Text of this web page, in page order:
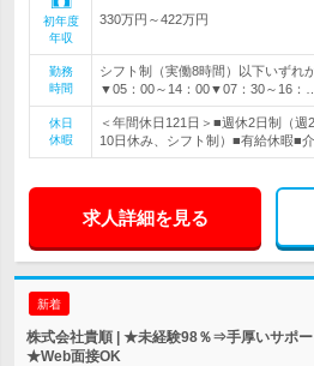
初年度
年収
330万円～422万円
勤務
時間
シフト制（実働8時間）以下いず
▼05：00～14：00▼07：30～16：…
休日
休暇
＜年間休日121日＞■週休2日制（週
10日休み、シフト制）■有給休暇■
求人詳細を見る
新着
株式会社貴順 | ★未経験98％⇒手厚いサポ
★Web面接OK